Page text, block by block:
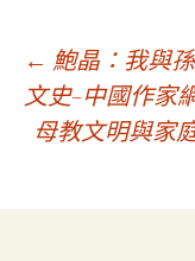
文
章
導
← 鮑晶：我與
文史–中國作家
母教文明與家